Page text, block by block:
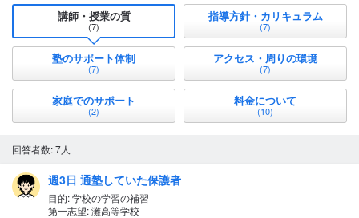
講師・授業の質
(7)
指導方針・カリキュラム
(7)
塾のサポート体制
(7)
アクセス・周りの環境
(7)
家庭でのサポート
(2)
料金について
(10)
回答者数: 7人
週3日 通塾していた保護者
目的: 学校の学習の補習
第一志望: 灘高等学校